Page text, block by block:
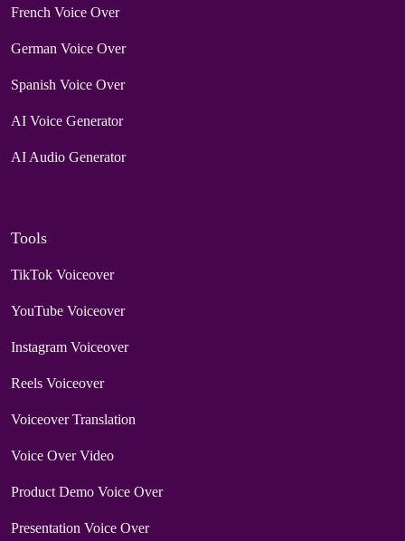
French Voice Over
German Voice Over
Spanish Voice Over
AI Voice Generator
AI Audio Generator
Tools
TikTok Voiceover
YouTube Voiceover
Instagram Voiceover
Reels Voiceover
Voiceover Translation
Voice Over Video
Product Demo Voice Over
Presentation Voice Over